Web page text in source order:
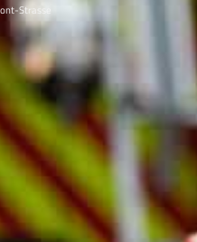
Strasse